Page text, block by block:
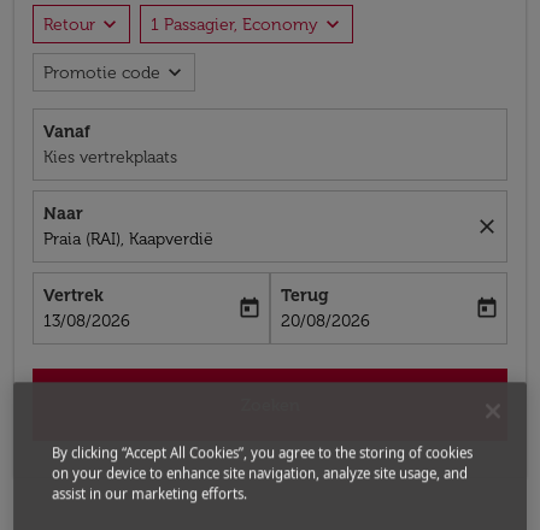
Retour expand_more 1 Passagier, Economy expand_more
Promotie code expand_more
Vanaf
Kies vertrekplaats
Naar
Praia (RAI), Kaapverdië
close
Vertrek
fc-booking-departure-date-aria-label
13/08/2026
today
Terug
fc-booking-return-date-aria-label
20/08/2026
today
By clicking “Accept All Cookies”, you agree to the storing of cookies
on your device to enhance site navigation, analyze site usage, and
assist in our marketing efforts.